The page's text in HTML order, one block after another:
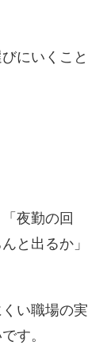
にいくこと
夜勤の回
と出るか」
い職場の実
す。